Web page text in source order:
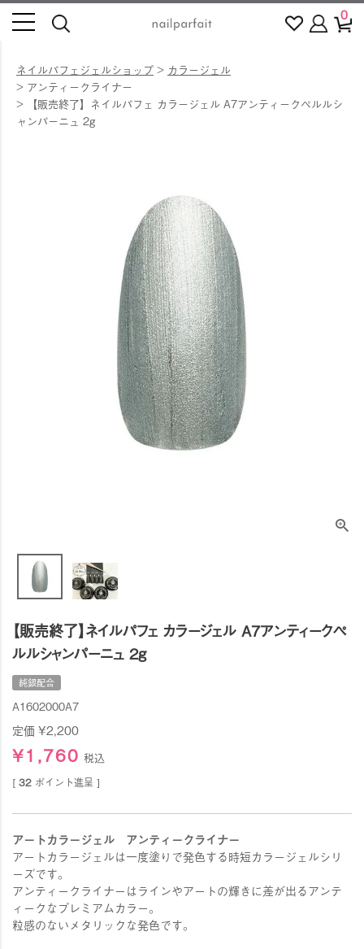
0
ネイルパフェジェルショップ
カラージェル
アンティークライナー
【販売終了】ネイルパフェ カラージェル A7アンティークペルルシ
ャンパーニュ 2g
【販売終了】ネイルパフェ カラージェル A7アンティークペ
ルルシャンパーニュ 2g
純銀配合
A1602000A7
定価¥2,200
¥1,760 税込
[ 32 ポイント進呈 ]
アートカラージェル アンティークライナー
アートカラージェルは一度塗りで発色する時短カラージェルシリ
ーズです。
アンティークライナーはラインやアートの輝きに差が出るアンテ
ィークなプレミアムカラー。
粒感のないメタリックな発色です。